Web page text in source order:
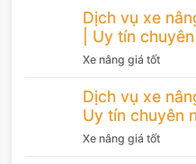
Dịch vụ xe
| Uy tín
Xe nâng giá tốt
Dịch vụ xe
Uy tín chuyên
Xe nâng giá tốt